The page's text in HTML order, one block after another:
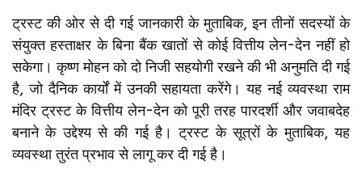
ट्रस्ट की ओर से दी गई जानकारी के मुताबिक, इन तीनों सदस्यों के
संयुक्त हस्ताक्षर के बिना बैंक खातों से कोई वित्तीय लेन-देन नहीं हो
सकेगा। कृष्ण मोहन को दो निजी सहयोगी रखने की भी अनुमति दी गई
है, जो दैनिक कार्यों में उनकी सहायता करेंगे। यह नई व्यवस्था राम
मंदिर ट्रस्ट के वित्तीय लेन-देन को पूरी तरह पारदर्शी और जवाबदेह
बनाने के उद्देश्य से की गई है। ट्रस्ट के सूत्रों के मुताबिक, यह
व्यवस्था तुरंत प्रभाव से लागू कर दी गई है।